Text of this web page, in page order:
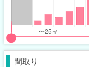
間取り